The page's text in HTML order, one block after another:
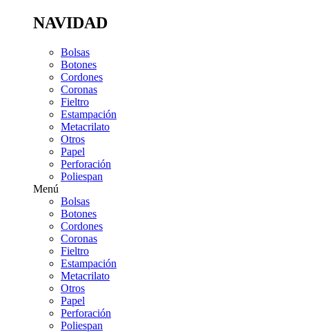
NAVIDAD
Bolsas
Botones
Cordones
Coronas
Fieltro
Estampación
Metacrilato
Otros
Papel
Perforación
Poliespan
Menú
Bolsas
Botones
Cordones
Coronas
Fieltro
Estampación
Metacrilato
Otros
Papel
Perforación
Poliespan